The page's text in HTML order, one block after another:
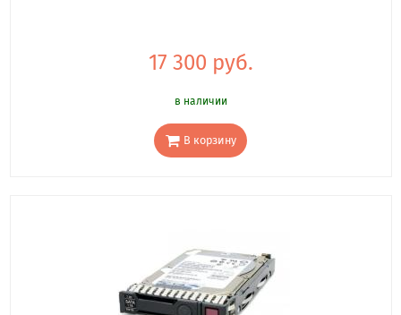
17 300 руб.
в наличии
В корзину